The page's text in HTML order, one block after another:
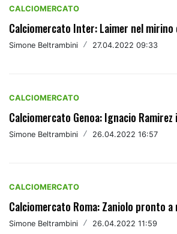
CALCIOMERCATO
Calciomercato Inter: Laimer nel
Simone Beltrambini / 27.04.2022 09:33
CALCIOMERCATO
Calciomercato Genoa: Ignacio
Simone Beltrambini / 26.04.2022 16:57
CALCIOMERCATO
Calciomercato Roma: Zaniolo pronto
Simone Beltrambini / 26.04.2022 11:59